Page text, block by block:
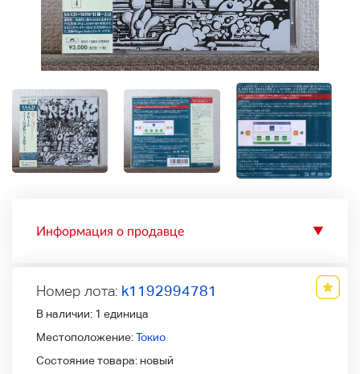
Информация о продавце ▼
Номер лота: k1192994781
В наличии: 1 единица
Местоположение:Токио
Состояние товара: новый